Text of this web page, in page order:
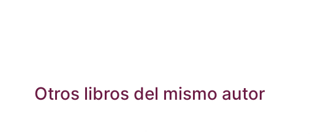
Otros libros del mismo autor